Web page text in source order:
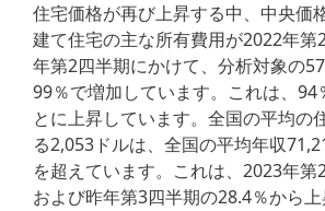
住宅価格が再び上昇する中、中央価
建て住宅の主な所有費用が2022年第
年第2四半期にかけて、分析対象の
99％で増加しています。これは、94
とに上昇しています。全国の平均の
る2,053ドルは、全国の平均年収
を超えています。これは、2023年第
および昨年第3四半期の28.4％から上